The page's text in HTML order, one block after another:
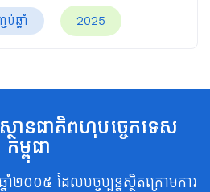
ឆ្នាំ 2025
ានជាតិពហុបច្ចេកទេស
កម្ពុជា
ាំ២០០៥ ដែលបច្ចុប្បន្នស្ថិតក្រោមការ